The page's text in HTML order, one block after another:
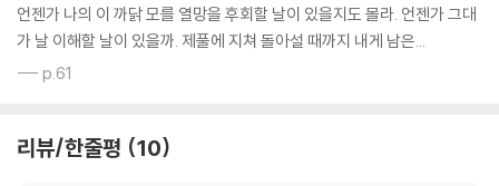
용문사 계곡에서
1월 1일, 눈보라
미완의 시
후기
언젠가 나의 이 까닭 모를 열망을 후회할 날이 있을지도 몰라. 언젠가 그대
가 날 이해할 날이 있을까. 제풀에 지쳐 돌아설 때까지 내게 남은...
--- p.61
리뷰/한줄평 10